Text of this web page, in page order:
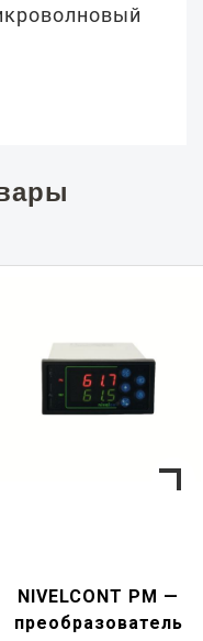
переключатель